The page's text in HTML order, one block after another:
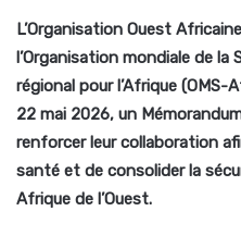
L’Organisation Ouest
l’Organisation mondiale de la
régional pour l’Afrique
22 mai 2026, un
renforcer leur collaboration
santé et de consolider la
Afrique de l’Ouest.